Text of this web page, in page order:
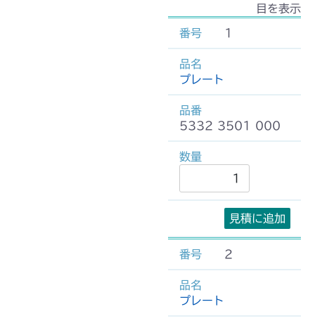
目を表示
1
プレート
5332 3501 000
見積に追加
2
プレート